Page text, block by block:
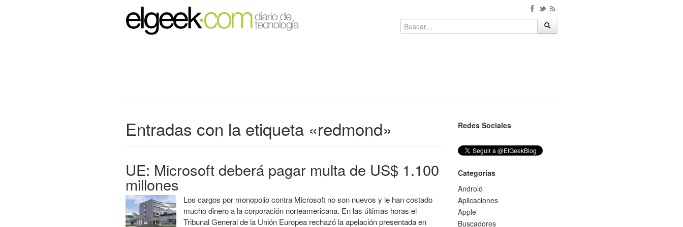
Entradas con la etiqueta «redmond»
UE: Microsoft deberá pagar multa de US$ 1.100
millones
Los cargos por monopolio contra Microsoft no son nuevos y le han costado
mucho dinero a la corporación norteamericana. En las últimas horas el
Tribunal General de la Unión Europea rechazó la apelación presentada en
Redes Sociales
Categorías
Android
Aplicaciones
Apple
Buscadores